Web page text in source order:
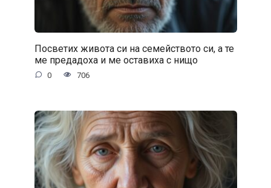
Посветих живота си на семейството си, а те
ме предадоха и ме оставиха с нищо
0 706